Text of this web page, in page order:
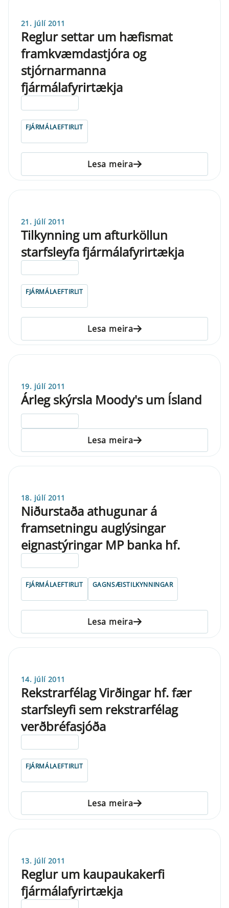
21. júlí 2011
Reglur settar um hæfismat
framkvæmdastjóra og
stjórnarmanna
fjármálafyrirtækja
FJÁRMÁLAEFTIRLIT
Lesa meira
21. júlí 2011
Tilkynning um afturköllun
starfsleyfa fjármálafyrirtækja
FJÁRMÁLAEFTIRLIT
Lesa meira
19. júlí 2011
Árleg skýrsla Moody's um Ísland
Lesa meira
18. júlí 2011
Niðurstaða athugunar á
framsetningu auglýsingar
eignastýringar MP banka hf.
FJÁRMÁLAEFTIRLIT GAGNSÆISTILKYNNINGAR
Lesa meira
14. júlí 2011
Rekstrarfélag Virðingar hf. fær
starfsleyfi sem rekstrarfélag
verðbréfasjóða
FJÁRMÁLAEFTIRLIT
Lesa meira
13. júlí 2011
Reglur um kaupaukakerfi
fjármálafyrirtækja